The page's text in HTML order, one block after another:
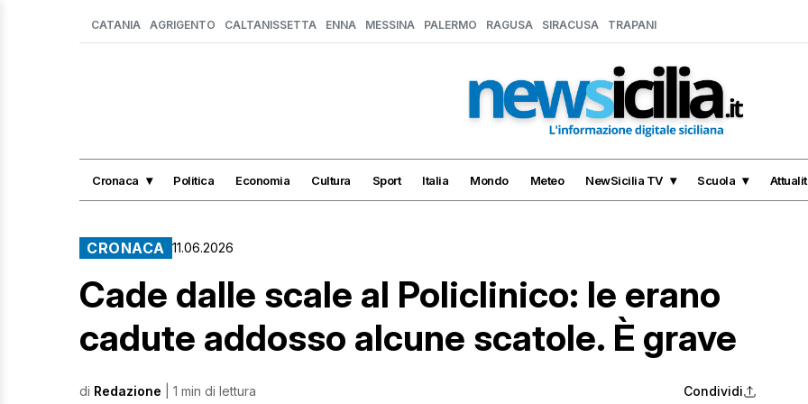
CATANIA AGRIGENTO CALTANISSETTA ENNA MESSINA PALERMO RAGUSA SIRACUSA TRAPANI
Cronaca Politica Economia Cultura Sport Italia Mondo Meteo NewSicilia TV Scuola
CRONACA 11.06.2026
Cade dalle scale al Policlinico: le erano
cadute addosso alcune scatole. È grave
di Redazione | 1 min di lettura Condividi